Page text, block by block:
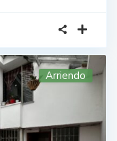
Arriendo